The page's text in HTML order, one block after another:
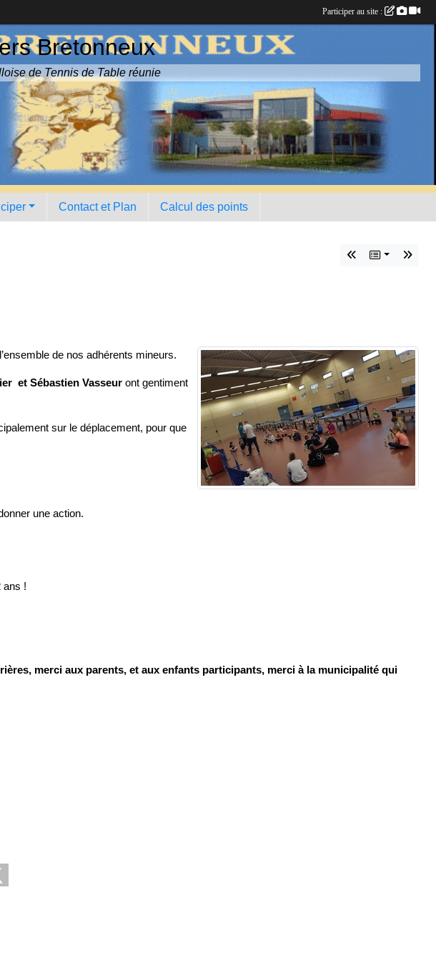
Bretonneux
de Tennis de Table réunie
Contact et Plan Calcul des points
de nos adhérents mineurs.
et Sébastien Vasseur ont gentiment
sur le déplacement, pour que
une action.
ans !
merci aux parents, et aux enfants participants, merci à la municipalité qui
Participer au site :